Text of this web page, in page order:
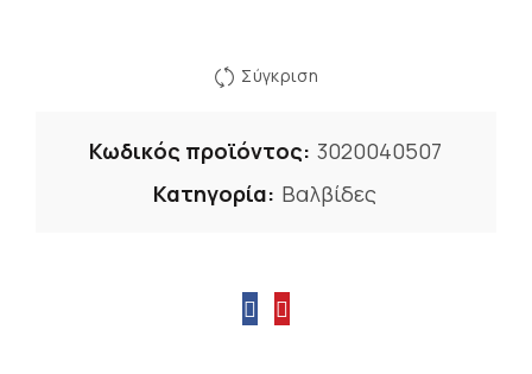
Σύγκριση
Κωδικός προϊόντος: 3020040507
Κατηγορία: Βαλβίδες